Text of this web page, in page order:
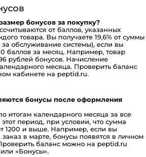
бонусов за покупку?
от баллов, указанных
товара. Вы получаете 19,6% от суммы
за обслуживание системы), если вы
баллов за месяц. Например, товар
рублей бонусов. Начисление
месяца. Проверить баланс
кабинете на peptid.ru.
бонусы после оформления
итогам календарного месяца за все
период, при условии, что сумма
1200 и выше. Например, если вы
в марте, бонусы появятся в личном
баланс можно на peptid.ru
«Бонусы».